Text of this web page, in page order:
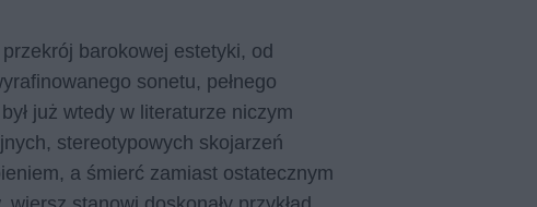
barokowej estetyki, od
sonetu, pełnego
już wtedy w literaturze niczym
stereotypowych skojarzeń
a śmierć zamiast ostatecznym